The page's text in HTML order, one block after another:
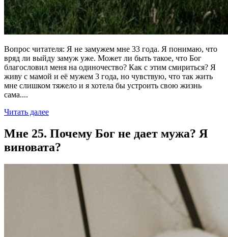
Вопрос читателя: Я не замужем мне 33 года. Я понимаю, что
вряд ли выйду замуж уже. Может ли быть такое, что Бог
благословил меня на одиночество? Как с этим смириться? Я
живу с мамой и еë мужем 3 года, но чувствую, что так жить
мне слишком тяжело и я хотела бы устроить свою жизнь
сама....
Читать далее
Мне 25. Почему Бог не дает мужа? Я
виновата?